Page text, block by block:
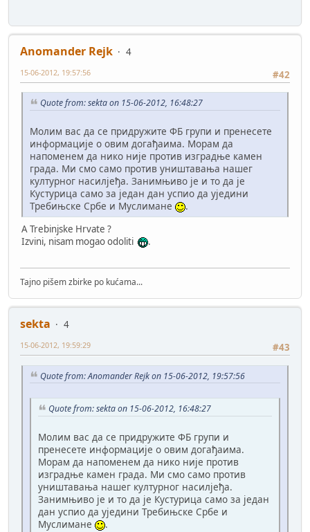
Anomander Rejk
4
#42
15-06-2012, 19:57:56
Quote from: sekta on 15-06-2012, 16:48:27
Молим вас да се придружите ФБ групи и пренесете
информације о овим догађаима. Морам да
напоменем да нико није против изградње камен
града. Ми смо само против уништавања нашег
културног насилјеђа. Занимњиво је и то да је
Кустурица само за један дан успио да уједини
Требињске Србе и Муслимане
.
A Trebinjske Hrvate ?
Izvini, nisam mogao odoliti
.
Tajno pišem zbirke po kućama...
sekta
4
#43
15-06-2012, 19:59:29
Quote from: Anomander Rejk on 15-06-2012, 19:57:56
Quote from: sekta on 15-06-2012, 16:48:27
Молим вас да се придружите ФБ групи и
пренесете информације о овим догађаима.
Морам да напоменем да нико није против
изградње камен града. Ми смо само против
уништавања нашег културног насилјеђа.
Занимњиво је и то да је Кустурица само за један
дан успио да уједини Требињске Србе и
Муслимане
.